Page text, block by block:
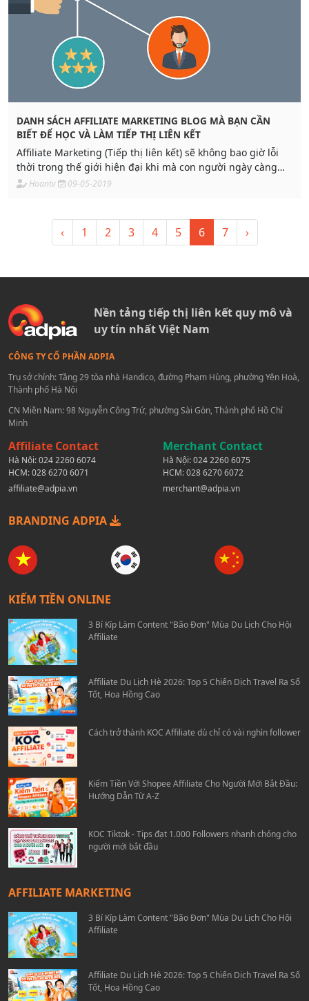
DANH SÁCH AFFILIATE MARKETING BLOG MÀ BẠN CẦN
BIẾT ĐỂ HỌC VÀ LÀM TIẾP THỊ LIÊN KẾT
Affiliate Marketing (Tiếp thị liên kết) sẽ không bao giờ lỗi
thời trong thế giới hiện đại khi mà con người ngày càng
chuyên môn hóa hơn trong tất cả các lĩnh vực. Adpia giới
Hoantv 09-05-2019
‹ 1 2 3 4 5 6 7 ›
Nền tảng tiếp thị liên kết quy mô và
uy tín nhất Việt Nam
CÔNG TY CỔ PHẦN ADPIA
Trụ sở chính: Tầng 29 tòa nhà Handico, đường Phạm Hùng, phường Yên Hoà,
Thành phố Hà Nội
CN Miền Nam: 98 Nguyễn Công Trứ, phường Sài Gòn, Thành phố Hồ Chí
Minh
Affiliate Contact
Hà Nội:024 2260 6074
HCM:028 6270 6071
affiliate@adpia.vn
Merchant Contact
Hà Nội:024 2260 6075
HCM:028 6270 6072
merchant@adpia.vn
BRANDING ADPIA
KIẾM TIỀN ONLINE
3 Bí Kíp Làm Content "Bão Đơn" Mùa Du Lịch Cho Hội
Affiliate
Affiliate Du Lịch Hè 2026: Top 5 Chiến Dịch Travel Ra Số
Tốt, Hoa Hồng Cao
Cách trở thành KOC Affiliate dù chỉ có vài nghìn follower
Kiếm Tiền Với Shopee Affiliate Cho Người Mới Bắt Đầu:
Hướng Dẫn Từ A-Z
KOC Tiktok - Tips đạt 1.000 Followers nhanh chóng cho
người mới bắt đầu
AFFILIATE MARKETING
3 Bí Kíp Làm Content "Bão Đơn" Mùa Du Lịch Cho Hội
Affiliate
Affiliate Du Lịch Hè 2026: Top 5 Chiến Dịch Travel Ra Số
Tốt, Hoa Hồng Cao